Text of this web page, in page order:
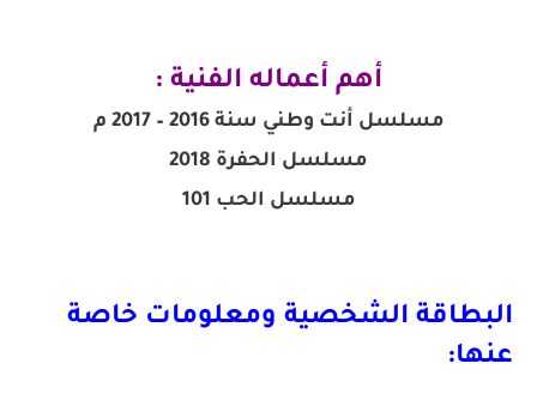
أهم أعماله الفنية :
مسلسل أنت وطني سنة 2016 – 2017 م
مسلسل الحفرة 2018
مسلسل الحب 101
البطاقة الشخصية ومعلومات خاصة
عنها: